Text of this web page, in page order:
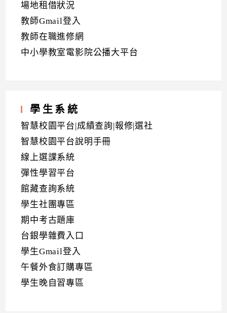
場地租借狀況
教師Gmail登入
教師在職進修網
中小學教室電影院公播大平台
學生系統
智慧校園平台|成績查詢|報修|選社
智慧校園平台說明手冊
線上選課系統
彈性學習平台
館藏查詢系統
學生社團專區
期中考古題庫
台銀學雜費入口
學生Gmail登入
午餐外食訂購專區
學生晚自習專區